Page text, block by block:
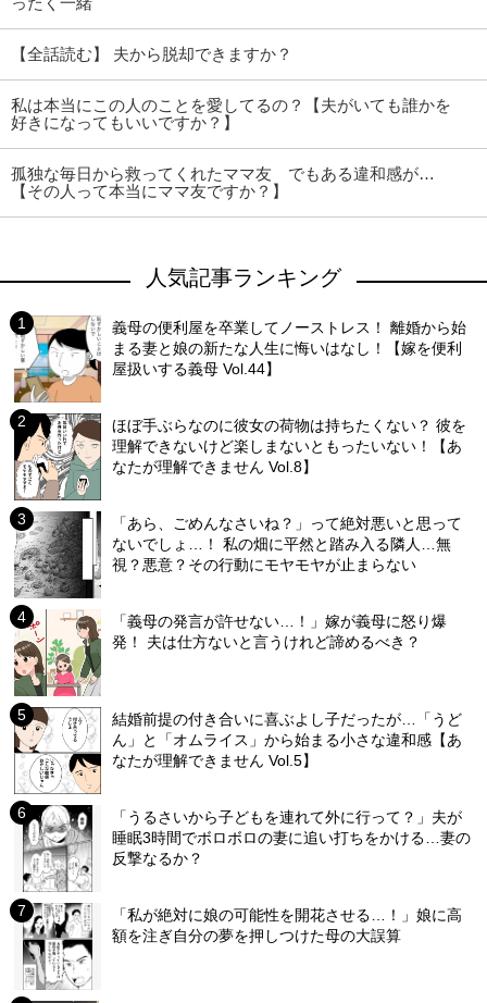
【全話読む】 夫から脱却できますか？
私は本当にこの人のことを愛してるの？【夫がいても誰かを
好きになってもいいですか？】
孤独な毎日から救ってくれたママ友 でもある違和感が…
【その人って本当にママ友ですか？】
人気記事ランキング
義母の便利屋を卒業してノーストレス！ 離婚から始
まる妻と娘の新たな人生に悔いはなし！【嫁を便利
屋扱いする義母 Vol.44】
ほぼ手ぶらなのに彼女の荷物は持ちたくない？ 彼を
理解できないけど楽しまないともったいない！【あ
なたが理解できません Vol.8】
「あら、ごめんなさいね？」って絶対悪いと思って
ないでしょ…！ 私の畑に平然と踏み入る隣人…無
視？悪意？その行動にモヤモヤが止まらない
「義母の発言が許せない…！」嫁が義母に怒り爆
発！ 夫は仕方ないと言うけれど諦めるべき？
結婚前提の付き合いに喜ぶよし子だったが…「うど
ん」と「オムライス」から始まる小さな違和感【あ
なたが理解できません Vol.5】
「うるさいから子どもを連れて外に行って？」夫が
睡眠3時間でボロボロの妻に追い打ちをかける…妻の
反撃なるか？
「私が絶対に娘の可能性を開花させる…！」娘に高
額を注ぎ自分の夢を押しつけた母の大誤算